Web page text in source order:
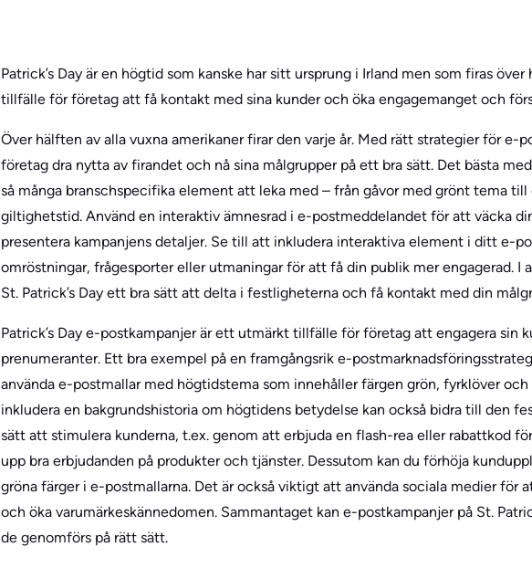
Patrick’s Day är en högtid som kanske har sitt ursprung i Irland men som firas
tillfälle för företag att få kontakt med sina kunder och öka engagemanget och
Över hälften av alla vuxna amerikaner firar den varje år. Med rätt strategier för e-
företag dra nytta av firandet och nå sina målgrupper på ett bra sätt. Det bästa
så många branschspecifika element att leka med – från gåvor med grönt tema till
giltighetstid. Använd en interaktiv ämnesrad i e-postmeddelandet för att väcka
presentera kampanjens detaljer. Se till att inkludera interaktiva element i ditt e-
omröstningar, frågesporter eller utmaningar för att få din publik mer engagerad. I
St. Patrick’s Day ett bra sätt att delta i festligheterna och få kontakt med din
Patrick’s Day e-postkampanjer är ett utmärkt tillfälle för företag att engagera sin
prenumeranter. Ett bra exempel på en framgångsrik e-
använda e-postmallar med högtidstema som innehåller färgen grön, fyrklöver
inkludera en bakgrundshistoria om högtidens betydelse kan också bidra till den
sätt att stimulera kunderna, t.ex. genom att erbjuda en flash-rea eller rabattkod
upp bra erbjudanden på produkter och tjänster. Dessutom kan du förhöja
gröna färger i e-postmallarna. Det är också viktigt att använda sociala medier för
och öka varumärkeskännedomen. Sammantaget kan e-postkampanjer på St.
de genomförs på rätt sätt.